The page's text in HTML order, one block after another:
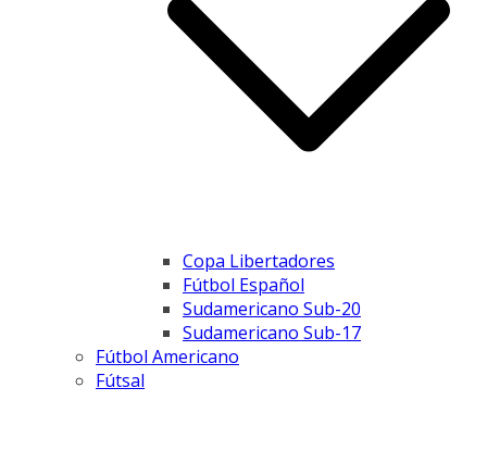
Copa Libertadores
Fútbol Español
Sudamericano Sub-20
Sudamericano Sub-17
Fútbol Americano
Fútsal